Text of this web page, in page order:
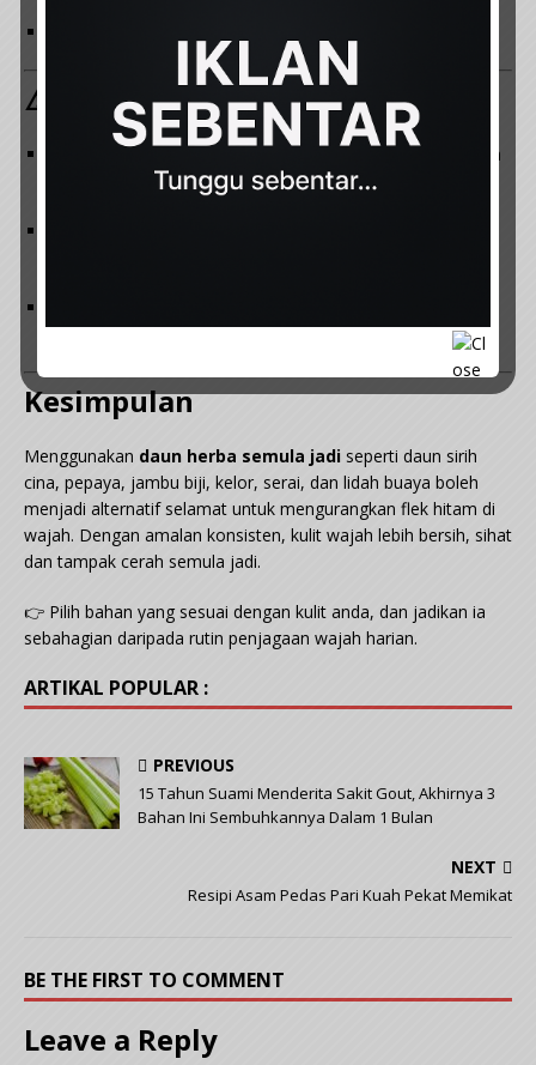
⚠️ Nota Penting
Amalkan rawatan ini
secara konsisten
(kecuali lidah buaya boleh digunakan setiap hari).
dahulu sebelum mengaplikasikan pada wajah.
Kesimpulan
Menggunakan daun herba semula jadi seperti daun sirih
cina, pepaya, jambu biji, kelor, serai, dan lidah buaya boleh
menjadi alternatif selamat untuk mengurangkan flek hitam di
wajah. Dengan amalan konsisten, kulit wajah lebih bersih, sihat
dan tampak cerah semula jadi.
👉 Pilih bahan yang sesuai dengan kulit anda, dan jadikan ia
sebahagian daripada rutin penjagaan wajah harian.
ARTIKAL POPULAR :
PREVIOUS
15 Tahun Suami Menderita Sakit Gout, Akhirnya 3
Bahan Ini Sembuhkannya Dalam 1 Bulan
NEXT
Resipi Asam Pedas Pari Kuah Pekat Memikat
BE THE FIRST TO COMMENT
Leave a Reply